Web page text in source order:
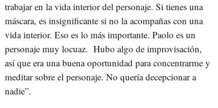
trabajar en la vida interior del personaje. Si tienes una
máscara, es insignificante si no la acompañas con una
vida interior. Eso es lo más importante. Paolo es un
personaje muy locuaz. Hubo algo de improvisación,
así que era una buena oportunidad para concentrarme y
meditar sobre el personaje. No quería decepcionar a
nadie”.